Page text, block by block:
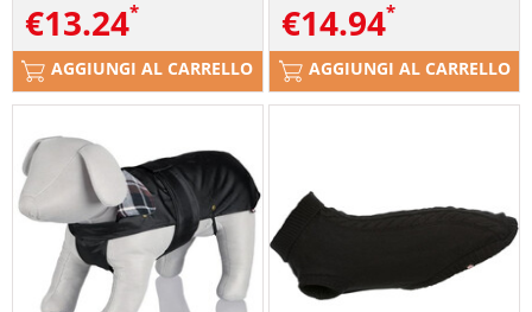
€13.24
AGGIUNGI AL CARRELLO
€14.94
AGGIUNGI AL CARRELLO